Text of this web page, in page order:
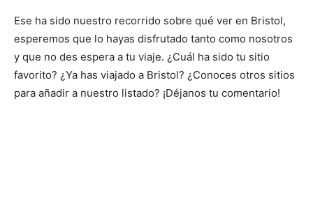
Ese ha sido nuestro recorrido sobre qué ver en Bristol,
esperemos que lo hayas disfrutado tanto como nosotros
y que no des espera a tu viaje. ¿Cuál ha sido tu sitio
favorito? ¿Ya has viajado a Bristol? ¿Conoces otros sitios
para añadir a nuestro listado? ¡Déjanos tu comentario!